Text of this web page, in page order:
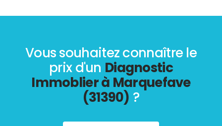
Vous souhaitez connaître le
prix d'un Diagnostic
Immoblier à Marquefave
(31390) ?